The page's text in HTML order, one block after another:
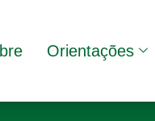
Orientações